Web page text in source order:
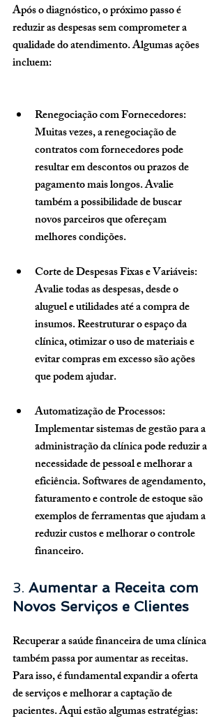
Após o diagnóstico, o próximo passo é
reduzir as despesas sem comprometer a
qualidade do atendimento. Algumas ações
incluem:
Renegociação com Fornecedores:
Muitas vezes, a renegociação de
contratos com fornecedores pode
resultar em descontos ou prazos de
pagamento mais longos. Avalie
também a possibilidade de buscar
novos parceiros que ofereçam
melhores condições.
Corte de Despesas Fixas e Variáveis:
Avalie todas as despesas, desde o
aluguel e utilidades até a compra de
insumos. Reestruturar o espaço da
clínica, otimizar o uso de materiais e
evitar compras em excesso são ações
que podem ajudar.
Automatização de Processos:
Implementar sistemas de gestão para a
administração da clínica pode reduzir a
necessidade de pessoal e melhorar a
eficiência. Softwares de agendamento,
faturamento e controle de estoque são
exemplos de ferramentas que ajudam a
reduzir custos e melhorar o controle
financeiro.
3. Aumentar a Receita com
Novos Serviços e Clientes
Recuperar a saúde financeira de uma clínica
também passa por aumentar as receitas.
Para isso, é fundamental expandir a oferta
de serviços e melhorar a captação de
pacientes. Aqui estão algumas estratégias: